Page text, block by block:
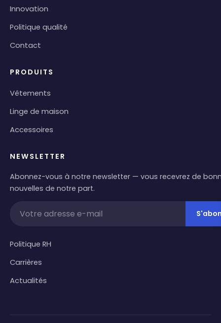
Innovation
Politique qualité
Contact
PRODUITS
Vêtements
Linge de maison
Accessoires
NEWSLETTER
Abonnez-vous à notre newsletter — vous recevrez de
nouvelles de notre part.
Politique RH
Carrières
Actualités